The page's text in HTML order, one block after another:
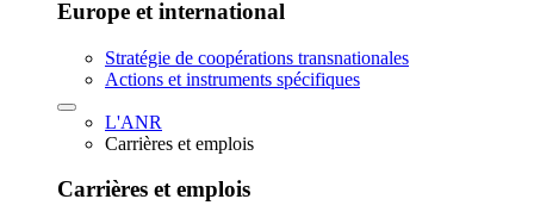
Europe et international
Stratégie de coopérations transnationales
Actions et instruments spécifiques
L'ANR
Carrières et emplois
Carrières et emplois